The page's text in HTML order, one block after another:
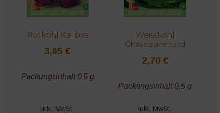
Rotkohl Kalibos
3,05€
Packungsinhalt 0,5 g
inkl. MwSt.
Weisskohl
Chateaurenard
2,70 €
Packungsinhalt 0,5 g
inkl. MwSt.